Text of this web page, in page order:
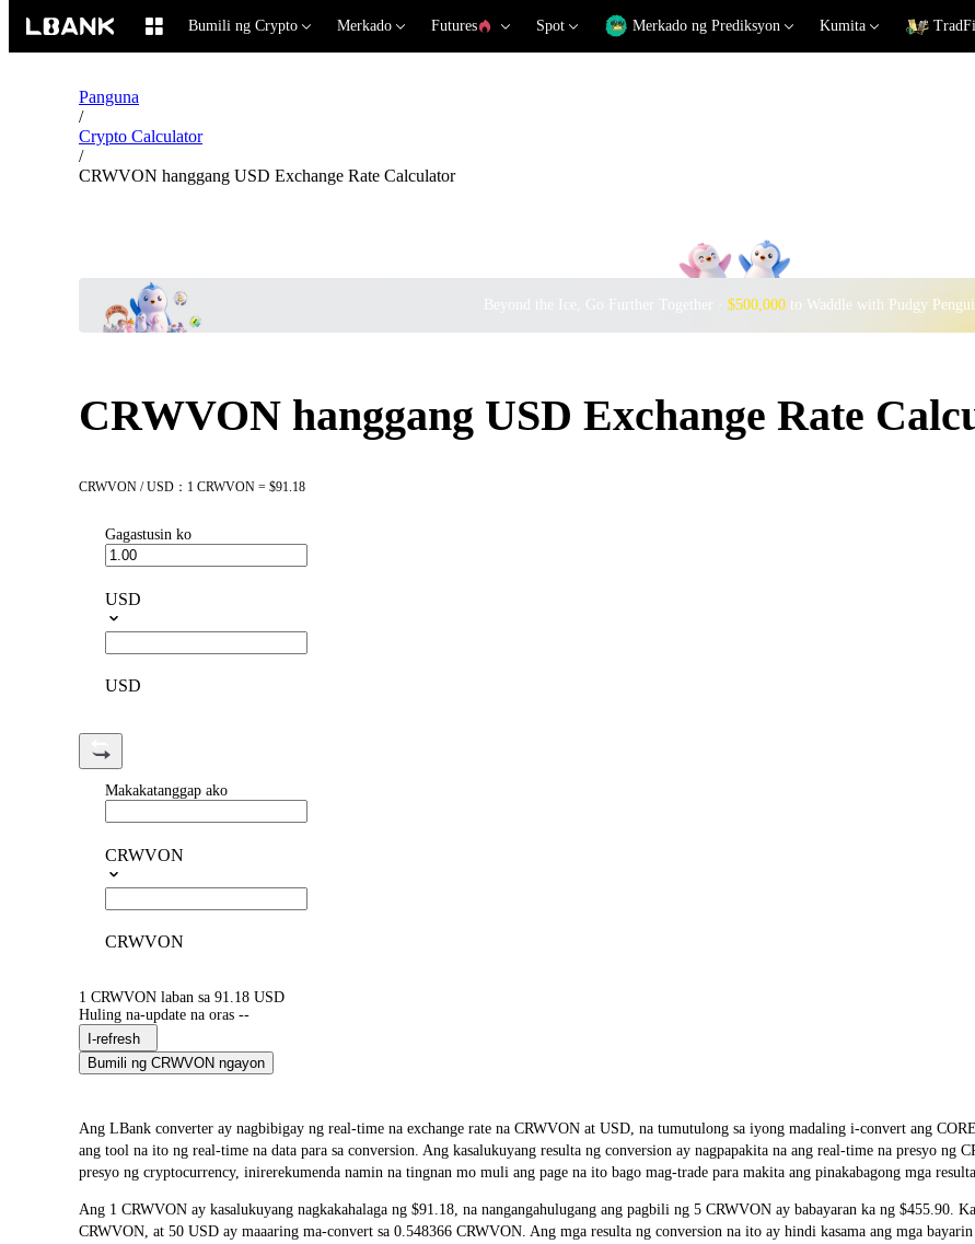
Bumili ng Crypto Merkado Futures Spot Merkado ng Prediksyon Kumita TradFi
Panguna
/
Crypto Calculator
/
CRWVON hanggang USD Exchange Rate Calculator
Beyond the Ice, Go Further Together · $500,000to Waddle with Pudgy
CRWVON hanggang USD Exchange Rate
CRWVON / USD：1 CRWVON = $91.18
Gagastusin ko
USD
USD
Makakatanggap ako
CRWVON
CRWVON
1 CRWVON laban sa 91.18 USD
Huling na-update na oras --
I-refresh
Bumili ng CRWVON ngayon
Ang LBank converter ay nagbibigay ng real-time na exchange rate na CRWVON at USD, na tumutulong sa iyong madaling i-convert ang
ang tool na ito ng real-time na data para sa conversion. Ang kasalukuyang resulta ng conversion ay nagpapakita na ang real-time na presyo ng
presyo ng cryptocurrency, inirerekumenda namin na tingnan mo muli ang page na ito bago mag-trade para makita ang pinakabagong mga
Ang 1 CRWVON ay kasalukuyang nagkakahalaga ng $91.18, na nangangahulugang ang pagbili ng 5 CRWVON ay babayaran ka ng $455.90.
CRWVON, at 50 USD ay maaaring ma-convert sa 0.548366 CRWVON. Ang mga resulta ng conversion na ito ay hindi kasama ang mga